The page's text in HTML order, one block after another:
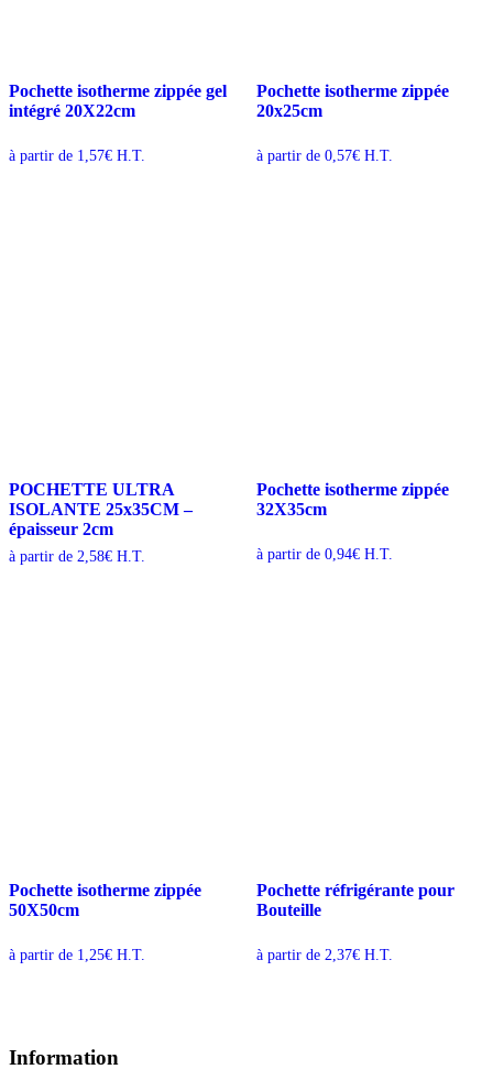
Pochette isotherme zippée gel
intégré 20X22cm
à partir de 1,57€ H.T.
Pochette isotherme zippée
20x25cm
à partir de 0,57€H.T.
POCHETTE ULTRA
ISOLANTE 25x35CM –
épaisseur 2cm
à partir de 2,58€ H.T.
Pochette isotherme zippée
32X35cm
à partir de 0,94€H.T.
Pochette isotherme zippée
50X50cm
à partir de 1,25€ H.T.
Pochette réfrigérante pour
Bouteille
à partir de 2,37€H.T.
Information